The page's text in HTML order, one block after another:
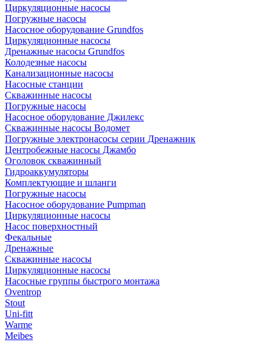
Циркуляционные насосы
Погружные насосы
Насосное оборудование Grundfos
Циркуляционные насосы
Дренажные насосы Grundfos
Колодезные насосы
Канализационные насосы
Насосные станции
Скважинные насосы
Погружные насосы
Насосное оборудование Джилекс
Скважинные насосы Водомет
Погружные электронасосы серии Дренажник
Центробежные насосы Джамбо
Оголовок скважинный
Гидроаккумуляторы
Комплектующие и шланги
Погружные насосы
Насосное оборудование Pumpman
Циркуляционные насосы
Насос поверхностный
Фекальные
Дренажные
Скважинные насосы
Циркуляционные насосы
Насосные группы быстрого монтажа
Oventrop
Stout
Uni-fitt
Warme
Meibes